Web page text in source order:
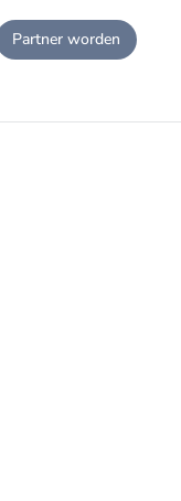
Partner worden